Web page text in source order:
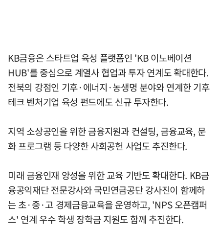
KB금융은 스타트업 육성 플랫폼인 'KB 이노베이션
HUB'를 중심으로 계열사 협업과 투자 연계도 확대한다.
전북의 강점인 기후·에너지·농생명 분야와 연계한 기후
테크 벤처기업 육성 펀드에도 신규 투자한다.
지역 소상공인을 위한 금융지원과 컨설팅, 금융교육, 문
화 프로그램 등 다양한 사회공헌 사업도 추진한다.
미래 금융인재 양성을 위한 교육 기반도 확대한다. KB금
융공익재단 전문강사와 국민연금공단 강사진이 함께하
는 초·중·고 경제금융교육을 운영하고, 'NPS 오픈캠퍼
스' 연계 우수 학생 장학금 지원도 함께 추진한다.